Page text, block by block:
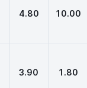
4.80 10.00
3.90 1.80